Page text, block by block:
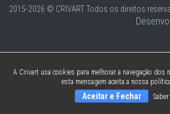
2015-2026 © CRIVARTTodos os direitos
A Crivart usa cookies para melhorar a navegação
esta mensagem aceita a nossa
Aceitar e Fechar